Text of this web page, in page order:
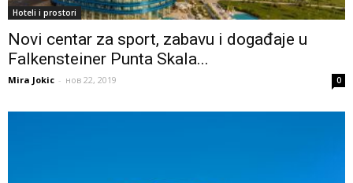
Hoteli i prostori
Novi centar za sport, zabavu i događaje u
Falkensteiner Punta Skala...
Mira Jokic - нов 22, 2019 0